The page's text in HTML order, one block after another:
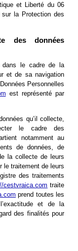
et Liberté du 06
la Protection des
des données
dans le cadre de la
et de sa navigation
Personnelles
est représenté par
qu’il collecte,
le cadre des
notamment au
de données, de
la collecte de leurs
le traitement de leurs
des traitements
cestvraica.com traite
prend toutes les
et de la
des finalités pour